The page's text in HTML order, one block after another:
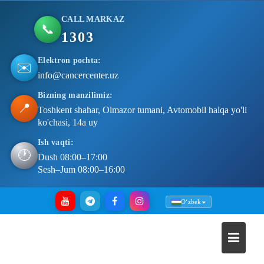
📞
CALL MARKAZ
1303
✉️ Elektron pochta:
info@cancercenter.uz
📍
Bizning manzilimiz:
Toshkent shahar, Olmazor tumani, Avtomobil halqa yo'li
ko'chasi, 14a uy
🕐
Ish vaqti:
Dush 08:00–17:00
Sesh–Jum 08:00–16:00
Oʻzbek